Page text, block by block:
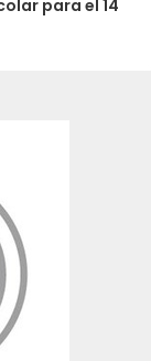
para el 14